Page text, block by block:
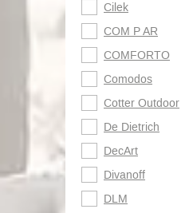
Cilek
COM P AR
COMFORTO
Comodos
Cotter Outdoor
De Dietrich
DecArt
Divanoff
DLM